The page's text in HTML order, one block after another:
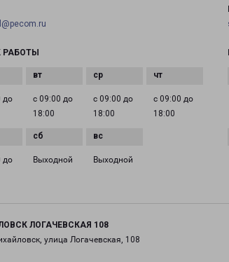
РАБОТЫ
до
с 09:00 до
18:00
с 09:00 до
18:00
с 09:00 до
18:00
до
Выходной Выходной
ЛОГАЧЕВСКАЯ 108
улица Логачевская, 108